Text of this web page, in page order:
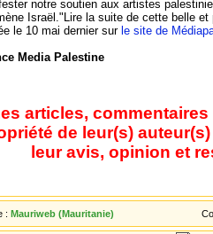
notre soutien aux artistes
Israël."Lire la suite de cette belle
le 10 mai dernier sur le site de
Media Palestine
articles,
de leur(s)
leur avis, opinion et
: Mauriweb (Mauritanie)